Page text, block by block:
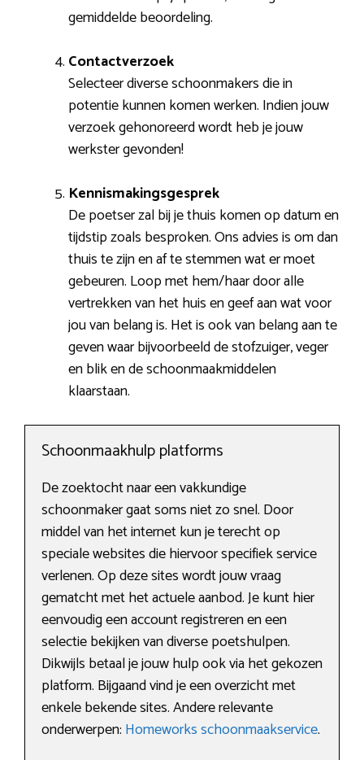
gemiddelde beoordeling.
Contactverzoek
Selecteer diverse schoonmakers die in
potentie kunnen komen werken. Indien jouw
verzoek gehonoreerd wordt heb je jouw
werkster gevonden!
Kennismakingsgesprek
De poetser zal bij je thuis komen op datum en
tijdstip zoals besproken. Ons advies is om dan
thuis te zijn en af te stemmen wat er moet
gebeuren. Loop met hem/haar door alle
vertrekken van het huis en geef aan wat voor
jou van belang is. Het is ook van belang aan te
geven waar bijvoorbeeld de stofzuiger, veger
en blik en de schoonmaakmiddelen
klaarstaan.
Schoonmaakhulp platforms
De zoektocht naar een vakkundige
schoonmaker gaat soms niet zo snel. Door
middel van het internet kun je terecht op
speciale websites die hiervoor specifiek service
verlenen. Op deze sites wordt jouw vraag
gematcht met het actuele aanbod. Je kunt hier
eenvoudig een account registreren en een
selectie bekijken van diverse poetshulpen.
Dikwijls betaal je jouw hulp ook via het gekozen
platform. Bijgaand vind je een overzicht met
enkele bekende sites. Andere relevante
onderwerpen: Homeworks schoonmaakservice.